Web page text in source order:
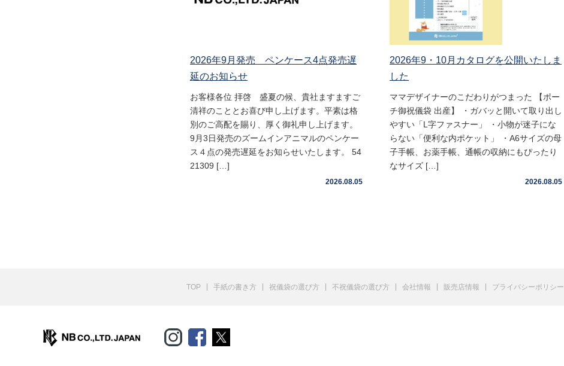
2026年9月発売 ペンケース4点発売遅
延のお知らせ
お客様各位 拝啓 盛夏の候、貴社ますますご
清祥のこととお喜び申し上げます。平素は格
別のご高配を賜り、厚く御礼申し上げます。
9月3日発売のズームインアニマルのペンケー
ス４点の発売遅延をお知らせいたします。 54
21309 […]
2026.08.05
2026年9・10月カタログを公開いたしま
した
ママデザイナーのこだわりがつまった 【ポー
チ御祝儀袋 出産】 ・ガバッと開いて取り出し
やすい「L字ファスナー」 ・小物が迷子にな
らない「便利な内ポケット」 ・A6サイズの母
子手帳、お薬手帳、通帳の収納にもぴったり
なサイズ […]
2026.08.05
TOP 手紙の書き方 祝儀袋の選び方 不祝儀袋の選び方 会社情報 販売店情報 プライバシーポリシー